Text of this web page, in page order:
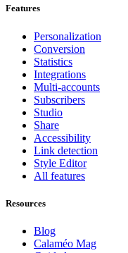
Features
Personalization
Conversion
Statistics
Integrations
Multi-accounts
Subscribers
Studio
Share
Accessibility
Link detection
Style Editor
All features
Resources
Blog
Calaméo Mag